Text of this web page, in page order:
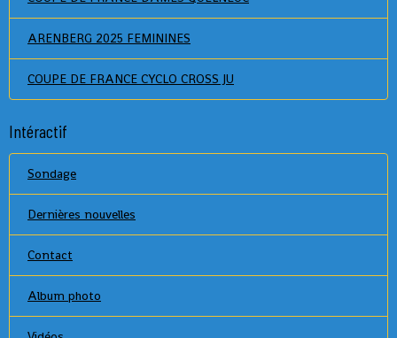
ARENBERG 2025 FEMININES
COUPE DE FRANCE CYCLO CROSS JU
Intéractif
Sondage
Dernières nouvelles
Contact
Album photo